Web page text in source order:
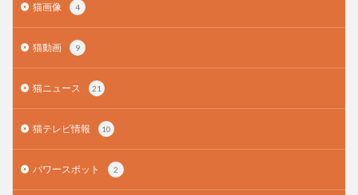
猫画像 4
猫動画 9
猫ニュース 21
猫テレビ情報 10
パワースポット 2